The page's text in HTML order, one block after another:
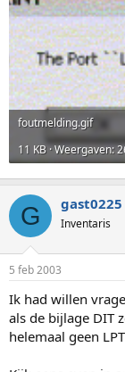
foutmelding.gif
11 KB · Weergaven:
G gast0225
Inventaris
5 feb 2003
Ik had willen
als de bijlage DIT
helemaal geen